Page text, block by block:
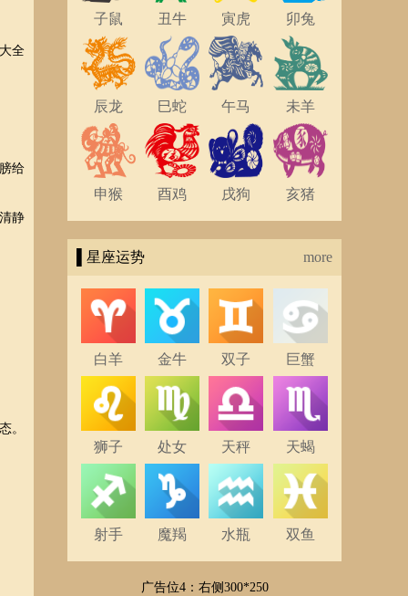
全
给
静
。
子鼠 丑牛 寅虎 卯兔
辰龙 巳蛇 午马 未羊
申猴 酉鸡 戌狗 亥猪
▌星座运势 more
白羊 金牛 双子 巨蟹
狮子 处女 天秤 天蝎
射手 魔羯 水瓶 双鱼
广告位4：右侧300*250